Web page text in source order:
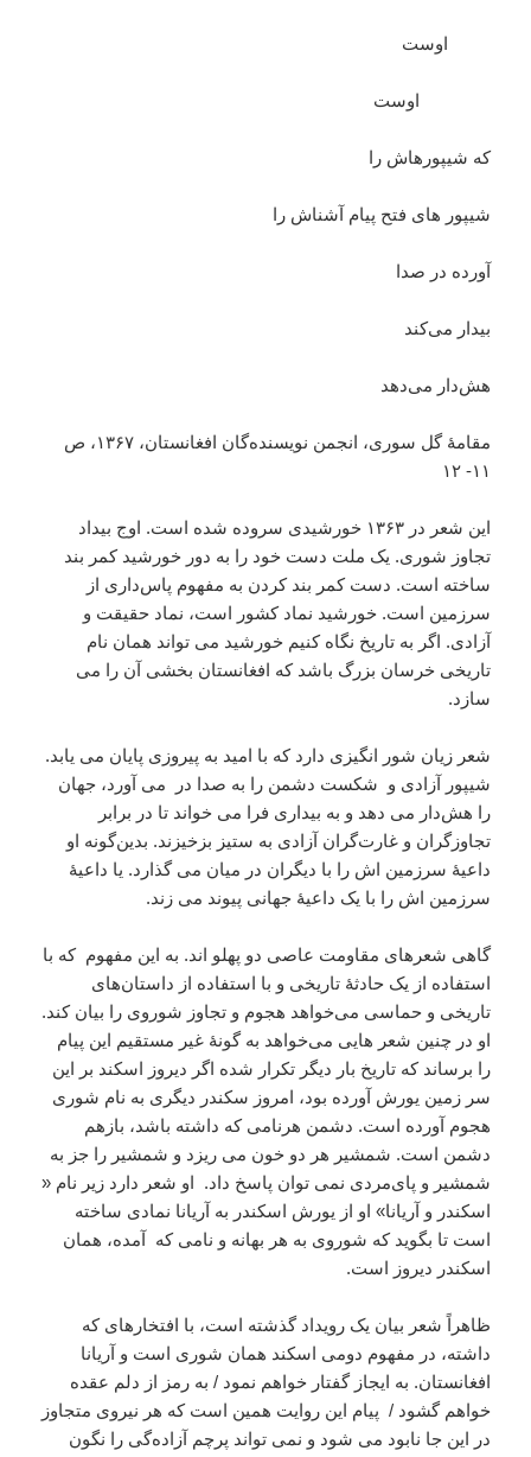
اوست
اوست
که شیپورهاش را
شیپور های فتح پیام آشناش را
آورده در صدا
بیدار می‌کند
هش‌دار می‌دهد
مقامۀ گل سوری، انجمن نویسنده‌گان افغانستان، ۱۳۶۷، ص
۱۱- ۱۲
این شعر در ۱۳۶۳ خورشیدی سروده شده است. اوج بیداد
تجاوز شوری. یک ملت دست خود را به دور خورشید کمر بند
ساخته است. دست کمر بند کردن به مفهوم پاس‌داری از
سرزمین است. خورشید نماد کشور است، نماد حقیقت و
آزادی. اگر به تاریخ نگاه کنیم خورشید می تواند همان نام
تاریخی خرسان بزرگ باشد که افغانستان بخشی آن را می
سازد.
شعر زیان شور انگیزی دارد که با امید به پیروزی پایان می یابد.
شیپور آزادی و شکست دشمن را به صدا در می آورد، جهان
را هش‌دار می دهد و به بیداری فرا می خواند تا در برابر
تجاوزگران و غارت‌گران آزادی به ستیز بزخیزند. بدین‌گونه او
داعیۀ سرزمین اش را با دیگران در میان می گذارد. یا داعیۀ
سرزمین اش را با یک داعیۀ جهانی پیوند می زند.
گاهی شعرهای مقاومت عاصی دو پهلو اند. به این مفهوم که با
استفاده از یک حادثۀ تاریخی و با استفاده از داستان‌های
تاریخی و حماسی می‌خواهد هجوم و تجاوز شوروی را بیان کند.
او در چنین شعر هایی می‌خواهد به گونۀ غیر مستقیم این پیام
را برساند که تاریخ بار دیگر تکرار شده اگر دیروز اسکند بر این
سر زمین یورش آورده بود، امروز سکندر دیگری به نام شوری
هجوم آورده است. دشمن هرنامی که داشته باشد، بازهم
دشمن است. شمشیر هر دو خون می ریزد و شمشیر را جز به
شمشیر و پای‌مردی نمی توان پاسخ داد. او شعر دارد زیر نام «
اسکندر و آریانا» او از یورش اسکندر به آریانا نمادی ساخته
است تا بگوید که شوروی به هر بهانه و نامی که آمده، همان
اسکندر دیروز است.
ظاهراً شعر بیان یک رویداد گذشته است، با افتخارهای که
داشته، در مفهوم دومی اسکند همان شوری است و آریانا
افغانستان. به ایجاز گفتار خواهم نمود / به رمز از دلم عقده
خواهم گشود / پیام این روایت همین است که هر نیروی متجاوز
در این جا نابود می شود و نمی تواند پرچم آزاده‌گی را نگون